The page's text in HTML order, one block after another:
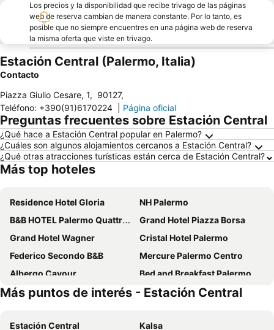
Los precios y la disponibilidad que recibe trivago de las páginas
web de reserva cambian de manera constante. Por lo tanto, es
posible que no siempre encuentres en una página web de reserva
la misma oferta que viste en trivago.
Estación Central (Palermo, Italia)
Contacto
Piazza Giulio Cesare, 1, 90127,
Teléfono: +390(91)6170224 Página oficial
Preguntas frecuentes sobre Estación Central
¿Qué hace a Estación Central popular en Palermo?
¿Cuáles son algunos alojamientos cercanos a Estación Central?
¿Qué otras atracciones turísticas están cerca de Estación Central?
Más top hoteles
Residence Hotel Gloria
NH Palermo
B&B HOTEL Palermo Quattro Canti
Grand Hotel Piazza Borsa
Grand Hotel Wagner
Cristal Hotel Palermo
Federico Secondo B&B
Mercure Palermo Centro
Albergo Cavour
Bed and Breakfast Palermo Centro
B&B I Cinque Continenti
Rocco Forte Villa Igiea
Albergo Athenaeum
Hotel Politeama
Más puntos de interés - Estación Central
Estación Central
Kalsa